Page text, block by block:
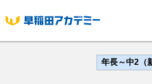
中
年長～中2（